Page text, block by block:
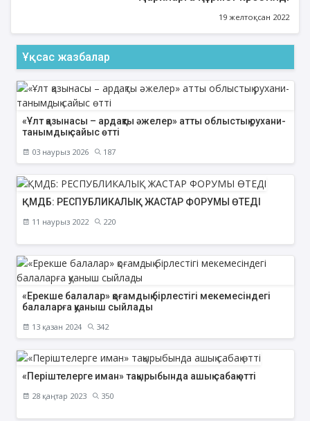
19 желтоқсан 2022
Ұқсас жазбалар
«Ұлт қазынасы – ардақты әжелер» атты облыстық рухани-
танымдық сайыс өтті
03 наурыз 2026 187
ҚМДБ: РЕСПУБЛИКАЛЫҚ ЖАСТАР ФОРУМЫ ӨТЕДІ
11 наурыз 2022 220
«Ерекше балалар» қоғамдық бірлестігі мекемесіндегі
балаларға қуаныш сыйлады
13 қазан 2024 342
«Періштелерге иман» тақырыбында ашық сабақ өтті
28 қаңтар 2023 350